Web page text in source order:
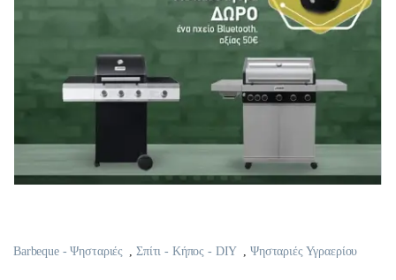
Barbeque - Ψησταριές Σπίτι - Κήπος - DIY ,Ψησταριές Υγραερίου